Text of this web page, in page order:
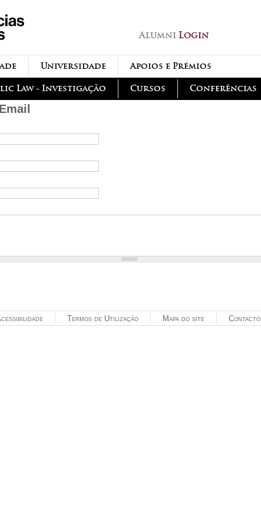
Alumni Login
Apoios e Prémios
Universidade
Conferências
Cursos
Law - Investigação
Mapa do site
Termos de Utilização